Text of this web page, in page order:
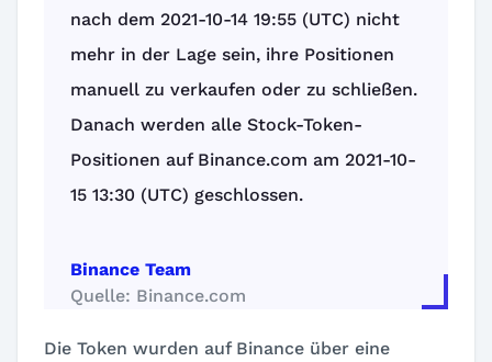
nach dem 2021-10-14 19:55 (UTC) nicht
mehr in der Lage sein, ihre Positionen
manuell zu verkaufen oder zu schließen.
Danach werden alle Stock-Token-
Positionen auf Binance.com am 2021-10-
15 13:30 (UTC) geschlossen.
Binance Team
Quelle: Binance.com
Die Token wurden auf Binance über eine